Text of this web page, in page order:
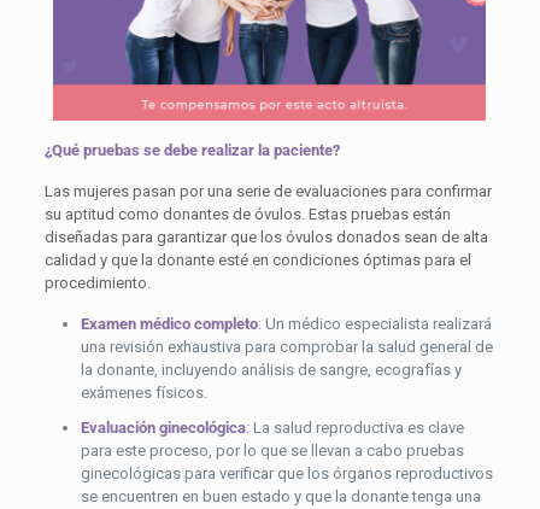
¿Qué pruebas se debe realizar la paciente?
Las mujeres pasan por una serie de evaluaciones para confirmar
su aptitud como donantes de óvulos. Estas pruebas están
diseñadas para garantizar que los óvulos donados sean de alta
calidad y que la donante esté en condiciones óptimas para el
procedimiento.
Examen médico completo: Un médico especialista realizará
una revisión exhaustiva para comprobar la salud general de
la donante, incluyendo análisis de sangre, ecografías y
exámenes físicos.
Evaluación ginecológica: La salud reproductiva es clave
para este proceso, por lo que se llevan a cabo pruebas
ginecológicas para verificar que los órganos reproductivos
se encuentren en buen estado y que la donante tenga una